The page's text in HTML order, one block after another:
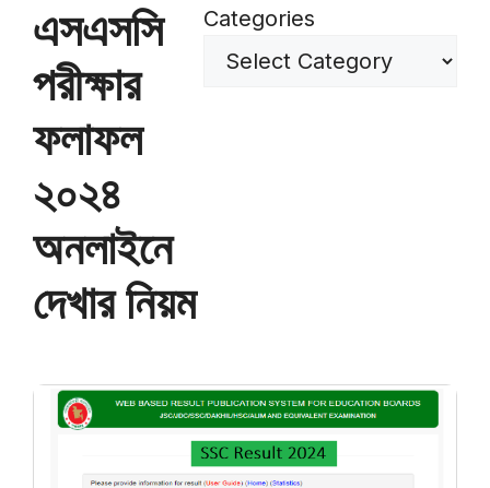
এসএসসি
পরীক্ষার
ফলাফল
২০২৪
অনলাইনে
দেখার নিয়ম
Categories